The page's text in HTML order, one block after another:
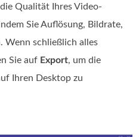
Qualität Ihres Video-
Sie Auflösung, Bildrate,
Wenn schließlich alles
Sie auf Export, um die
Ihren Desktop zu